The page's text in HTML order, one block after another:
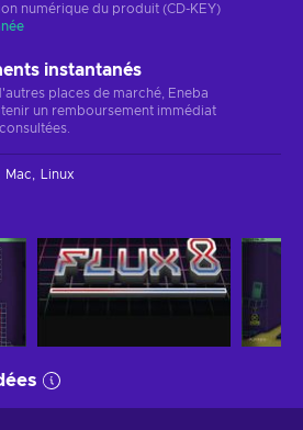
numérique du produit (CD-KEY)
instantanés
places de marché, Eneba
un remboursement immédiat
Mac Linux